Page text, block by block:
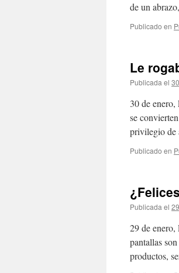
de un
Publicado en
Le
Publicada el
30 de
se
privilegio de
Publicado en
Publicada el
29 de
pantallas
productos,